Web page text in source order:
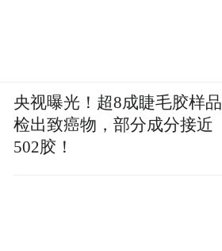
央视曝光！超8成睫毛胶样品
检出致癌物，部分成分接近
502胶！